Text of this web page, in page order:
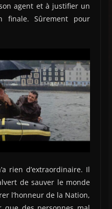
agent et à justifier un
finale. Sûrement pour
rien d’extraordinaire. Il
de sauver le monde
l’honneur de la Nation,